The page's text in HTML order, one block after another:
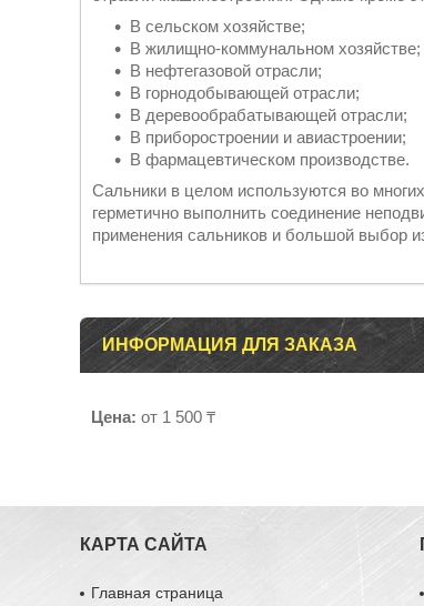
В сельском хозяйстве;
В жилищно-коммунальном хозяйстве;
В нефтегазовой отрасли;
В горнодобывающей отрасли;
В деревообрабатывающей отрасли;
В приборостроении и авиастроении;
В фармацевтическом производстве.
Сальники в целом используются во
герметично выполнить соединение
применения сальников и большой выбор
ИНФОРМАЦИЯ ДЛЯ ЗАКАЗА
Цена: от 1 500 ₸
КАРТА САЙТА
Главная страница